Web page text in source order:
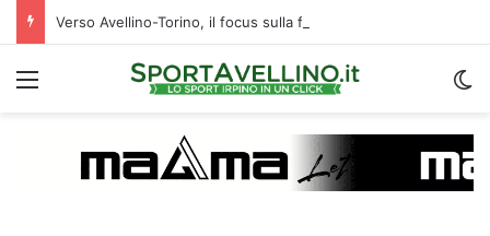
Verso Avellino-Torino, il focus sulla formazione granata
Menu